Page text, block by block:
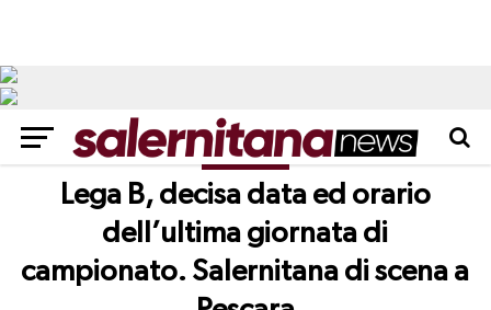
NEWS
Lega B, decisa data ed orario
dell’ultima giornata di
campionato. Salernitana di scena a